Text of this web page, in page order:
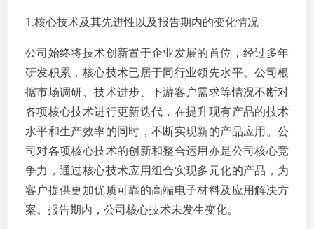
1.核心技术及其先进性以及报告期内的变化情况
公司始终将技术创新置于企业发展的首位，经过多年
研发积累，核心技术已居于同行业领先水平。公司根
据市场调研、技术进步、下游客户需求等情况不断对
各项核心技术进行更新迭代，在提升现有产品的技术
水平和生产效率的同时，不断实现新的产品应用。公
司对各项核心技术的创新和整合运用亦是公司核心竞
争力，通过核心技术应用组合实现多元化的产品，为
客户提供更加优质可靠的高端电子材料及应用解决方
案。报告期内，公司核心技术未发生变化。